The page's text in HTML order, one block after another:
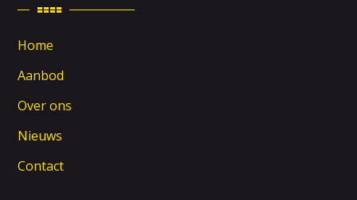
Home
Aanbod
Over ons
Nieuws
Contact